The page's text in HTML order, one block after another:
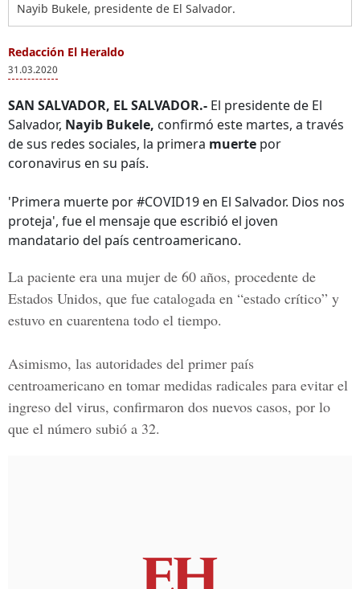
Nayib Bukele, presidente de El Salvador.
Redacción El Heraldo
31.03.2020
SAN SALVADOR, EL SALVADOR.- El presidente de El
Salvador, Nayib Bukele, confirmó este martes, a través
de sus redes sociales, la primera muerte por
coronavirus en su país.
'Primera muerte por #COVID19 en El Salvador. Dios nos
proteja', fue el mensaje que escribió el joven
mandatario del país centroamericano.
La paciente era una mujer de 60 años, procedente de
Estados Unidos, que fue catalogada en “estado crítico” y
estuvo en cuarentena todo el tiempo.
Asimismo, las autoridades del primer país
centroamericano en tomar medidas radicales para evitar el
ingreso del virus, confirmaron dos nuevos casos, por lo
que el número subió a 32.